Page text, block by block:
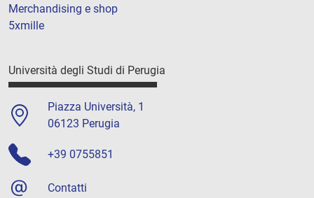
Merchandising e shop
5xmille
Università degli Studi di Perugia
Piazza Università, 1
06123 Perugia
+39 0755851
Contatti